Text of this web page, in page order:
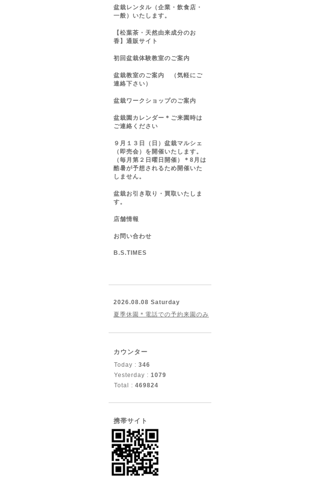
盆栽レンタル（企業・飲食店・
一般）いたします。
【松葉茶・天然由来成分のお
香】通販サイト
初回盆栽体験教室のご案内
盆栽教室のご案内 （気軽にご
連絡下さい）
盆栽ワークショップのご案内
盆栽園カレンダー＊ご来園時は
ご連絡ください
９月１３日（日）盆栽マルシェ
（即売会）を開催いたします。
（毎月第２日曜日開催）＊8月は
酷暑が予想されるため開催いた
しません。
盆栽お引き取り・買取いたしま
す。
店舗情報
お問い合わせ
B.S.TIMES
2026.08.08 Saturday
夏季休園＊電話での予約来園のみ
カウンター
Today : 346
Yesterday : 1079
Total : 469824
携帯サイト